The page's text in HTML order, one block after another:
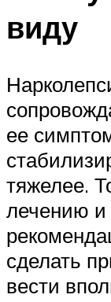
виду
ее
тяжелее.
лечению
сделать
вести